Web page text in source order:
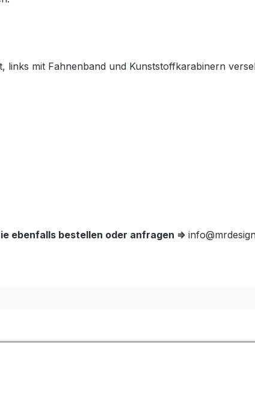
links mit Fahnenband und Kunststoffkarabinern
ebenfalls bestellen oder anfragen =>